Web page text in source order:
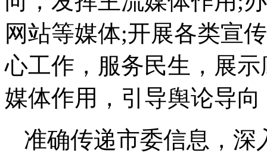
网站等媒体;开展各类宣
心工作，服务民生，展
媒体作用，引导舆论导
准确传递市委信息，深